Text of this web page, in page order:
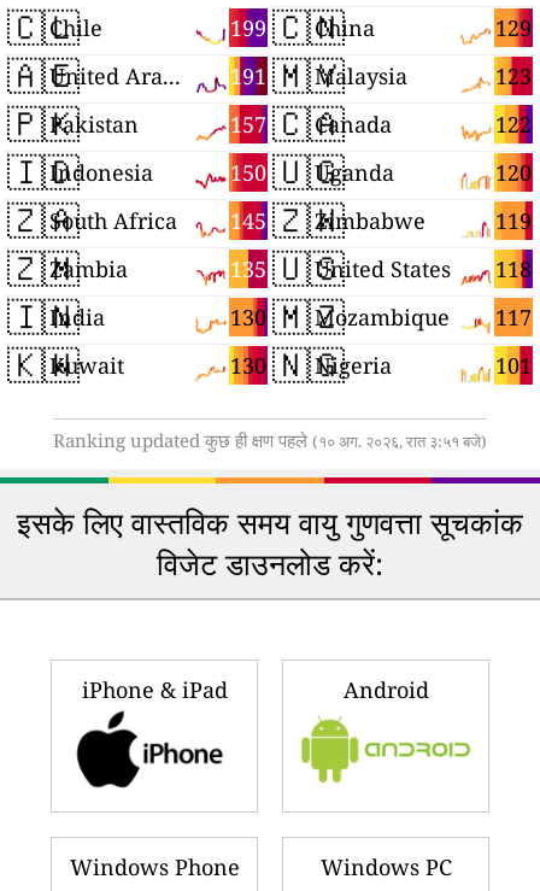
🇨🇱 199
Chile
🇦🇪 191
United Arab Emirates
🇵🇰 157
Pakistan
🇮🇩 150
Indonesia
🇿🇦 145
South Africa
🇿🇲 135
Zambia
🇮🇳 130
India
🇰🇼 130
Kuwait
🇨🇳 129
China
🇲🇾 123
Malaysia
🇨🇦 122
Canada
🇺🇬 120
Uganda
🇿🇼 119
Zimbabwe
🇺🇸 118
United States
🇲🇿 117
Mozambique
🇳🇬 101
Nigeria
Ranking updated कुछ ही क्षण पहले (१० अग. २०२६, रात ३:५१ बजे)
इसके लिए वास्तविक समय वायु गुणवत्ता सूचकांक
विजेट डाउनलोड करें:
iPhone & iPad Android
Windows Phone Windows PC